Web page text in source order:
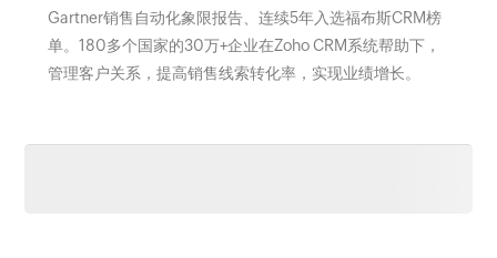
Gartner销售自动化象限报告、连续5年入选福布斯CRM榜
单。180多个国家的30万+企业在Zoho CRM系统帮助下，
管理客户关系，提高销售线索转化率，实现业绩增长。